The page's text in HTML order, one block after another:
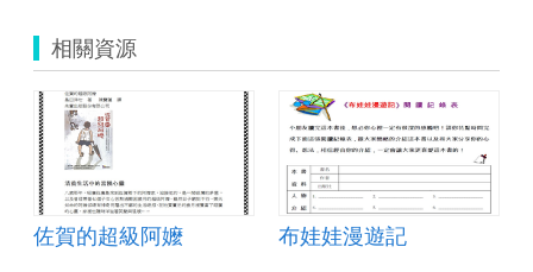
相關資源
佐賀的超級阿嬤 布娃娃漫遊記